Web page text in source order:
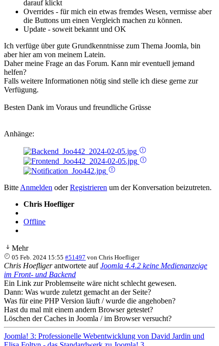
darauf klickt
Overrides - für mich ein etwas fremdes Wesen, vermisse aber
die Buttons um einen Vergleich machen zu können.
Update - soweit bekannt und OK
Ich verfüge über gute Grundkenntnisse zum Thema Joomla, bin
aber hier am von meinem Latein.
Daher meine Frage an das Forum. Kann mir eventuell jemand
helfen?
Falls weitere Informationen nötig sind stelle ich diese gerne zur
Verfügung.
Besten Dank im Voraus und freundliche Grüsse
Anhänge:
Bitte Anmelden oderRegistrieren um der Konversation beizutreten.
Chris Hoefliger
Offline
Mehr
05 Feb. 2024 15:55 #51497 vonChris Hoefliger
Chris Hoefligerantwortete aufJoomla 4.4.2 keine Medienanzeige
im Front- und Backend
Ein Link zur Problemseite wäre nicht schlecht gewesen.
Dann: Was wurde zuletzt gemacht an der Seite?
Was für eine PHP Version läuft / wurde die angehoben?
Hast du mal mit einem andern Browser getestet?
Löschen der Caches in Joomla / im Browser versucht?
Joomla! 3: Professionelle Webentwicklung von David Jardin und